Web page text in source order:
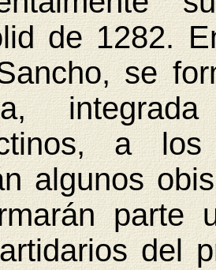
de 1282.
se
a
algunos
parte
del